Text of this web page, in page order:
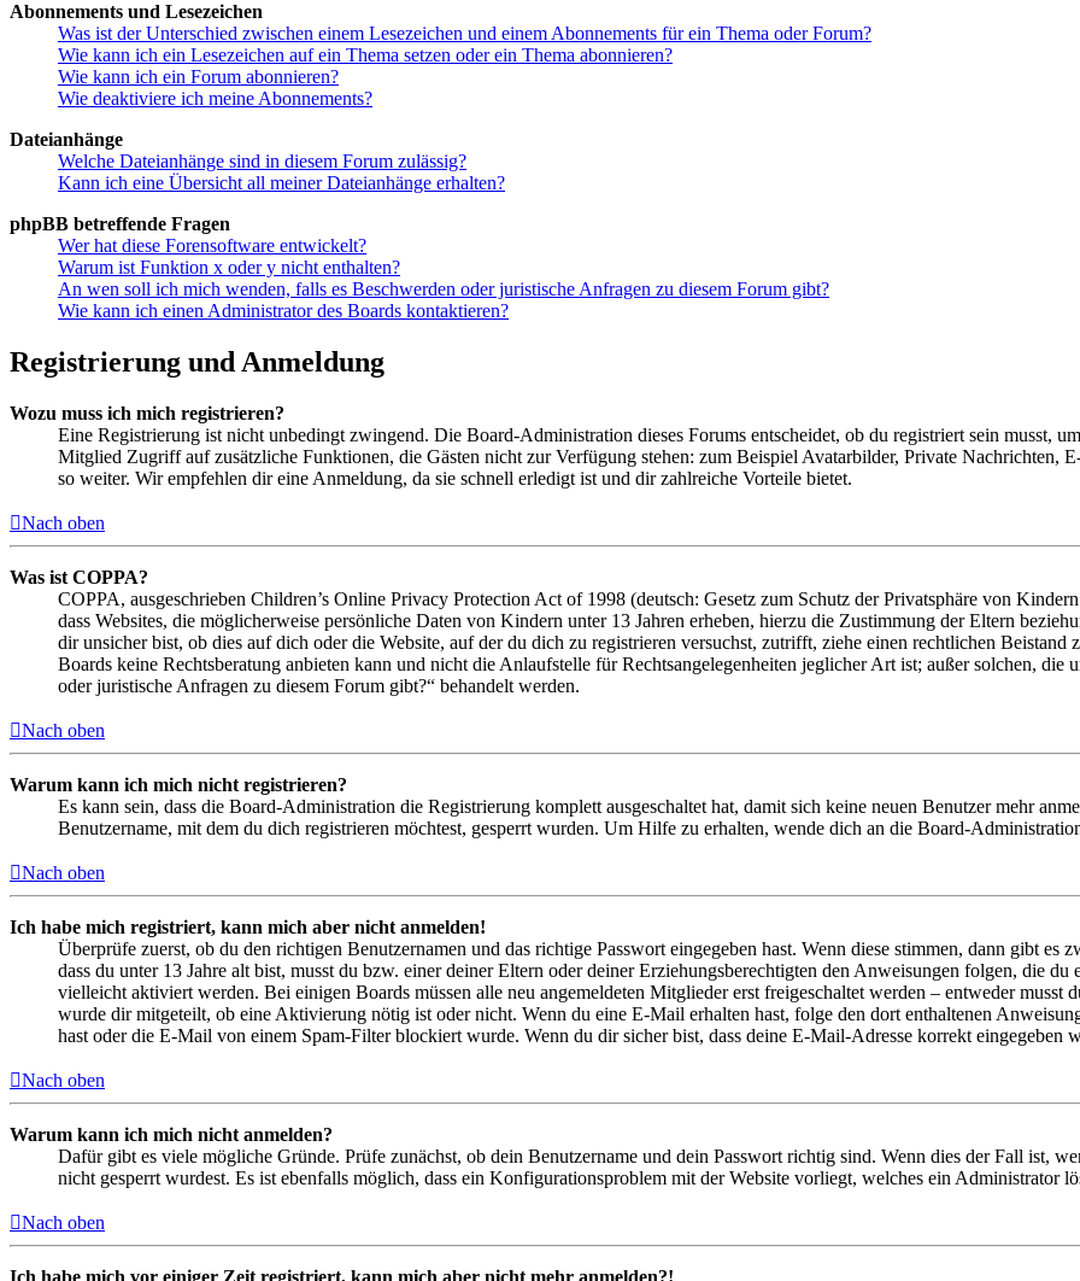
Abonnements und Lesezeichen
Was ist der Unterschied zwischen einem Lesezeichen und einem Abonnements für ein Thema oder Forum?
Wie kann ich ein Lesezeichen auf ein Thema setzen oder ein Thema abonnieren?
Wie kann ich ein Forum abonnieren?
Wie deaktiviere ich meine Abonnements?
Dateianhänge
Welche Dateianhänge sind in diesem Forum zulässig?
Kann ich eine Übersicht all meiner Dateianhänge erhalten?
phpBB betreffende Fragen
Wer hat diese Forensoftware entwickelt?
Warum ist Funktion x oder y nicht enthalten?
An wen soll ich mich wenden, falls es Beschwerden oder juristische Anfragen zu diesem Forum gibt?
Wie kann ich einen Administrator des Boards kontaktieren?
Registrierung und Anmeldung
Wozu muss ich mich registrieren?
Eine Registrierung ist nicht unbedingt zwingend. Die Board-Administration dieses Forums entscheidet, ob du registriert sein musst,
Mitglied Zugriff auf zusätzliche Funktionen, die Gästen nicht zur Verfügung stehen: zum Beispiel Avatarbilder, Private Nachrichten,
so weiter. Wir empfehlen dir eine Anmeldung, da sie schnell erledigt ist und dir zahlreiche Vorteile bietet.
Nach oben
Was ist COPPA?
COPPA, ausgeschrieben Children’s Online Privacy Protection Act of 1998 (deutsch: Gesetz zum Schutz der Privatsphäre von
dass Websites, die möglicherweise persönliche Daten von Kindern unter 13 Jahren erheben, hierzu die Zustimmung der Eltern
dir unsicher bist, ob dies auf dich oder die Website, auf der du dich zu registrieren versuchst, zutrifft, ziehe einen rechtlichen
Boards keine Rechtsberatung anbieten kann und nicht die Anlaufstelle für Rechtsangelegenheiten jeglicher Art ist; außer solchen,
oder juristische Anfragen zu diesem Forum gibt?“ behandelt werden.
Nach oben
Warum kann ich mich nicht registrieren?
Es kann sein, dass die Board-Administration die Registrierung komplett ausgeschaltet hat, damit sich keine neuen Benutzer mehr
Benutzername, mit dem du dich registrieren möchtest, gesperrt wurden. Um Hilfe zu erhalten, wende dich an die Board-
Nach oben
Ich habe mich registriert, kann mich aber nicht anmelden!
Überprüfe zuerst, ob du den richtigen Benutzernamen und das richtige Passwort eingegeben hast. Wenn diese stimmen, dann gibt es
dass du unter 13 Jahre alt bist, musst du bzw. einer deiner Eltern oder deiner Erziehungsberechtigten den Anweisungen folgen, die
vielleicht aktiviert werden. Bei einigen Boards müssen alle neu angemeldeten Mitglieder erst freigeschaltet werden – entweder musst
wurde dir mitgeteilt, ob eine Aktivierung nötig ist oder nicht. Wenn du eine E-Mail erhalten hast, folge den dort enthaltenen
hast oder die E-Mail von einem Spam-Filter blockiert wurde. Wenn du dir sicher bist, dass deine E-Mail-Adresse korrekt eingegeben
Nach oben
Warum kann ich mich nicht anmelden?
Dafür gibt es viele mögliche Gründe. Prüfe zunächst, ob dein Benutzername und dein Passwort richtig sind. Wenn dies der Fall ist,
nicht gesperrt wurdest. Es ist ebenfalls möglich, dass ein Konfigurationsproblem mit der Website vorliegt, welches ein Administrator
Nach oben
Ich habe mich vor einiger Zeit registriert, kann mich aber nicht mehr anmelden?!